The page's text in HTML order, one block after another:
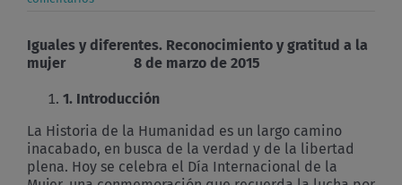
Iguales y diferentes. Reconocimiento y gratitud a la
mujer 8 de marzo de 2015
1. Introducción
La Historia de la Humanidad es un largo camino
inacabado, en busca de la verdad y de la libertad
plena. Hoy se celebra el Día Internacional de la